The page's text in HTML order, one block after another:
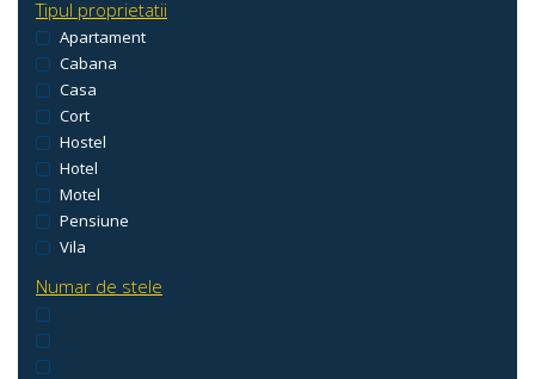
Tipul proprietatii
Apartament
Cabana
Casa
Cort
Hostel
Hotel
Motel
Pensiune
Vila
Numar de stele